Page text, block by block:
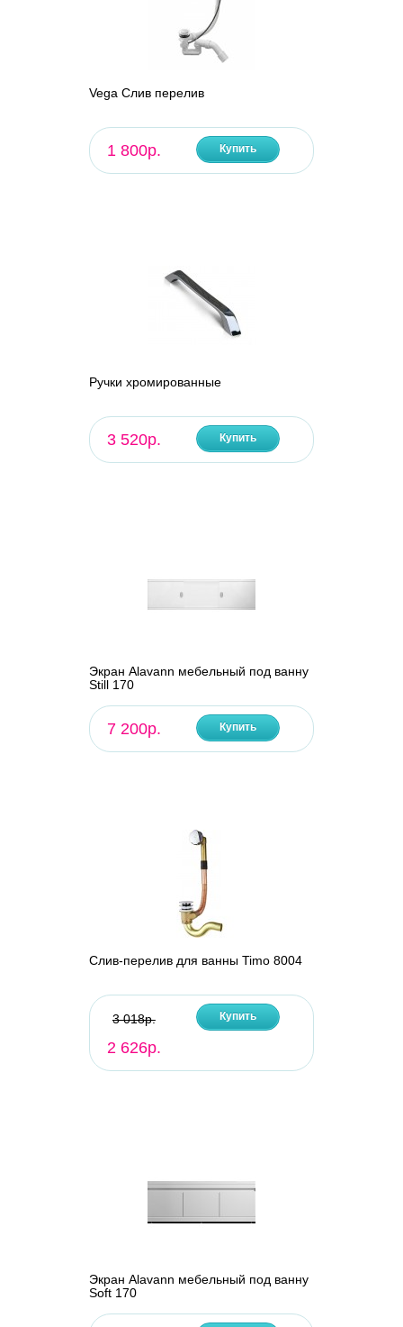
Vega Слив перелив
1 800р. Купить
Ручки хромированные
3 520р. Купить
Экран Alavann мебельный под ванну
Still 170
7 200р. Купить
Слив-перелив для ванны Timo 8004
3 018р.
2 626р.
Купить
Экран Alavann мебельный под ванну
Soft 170